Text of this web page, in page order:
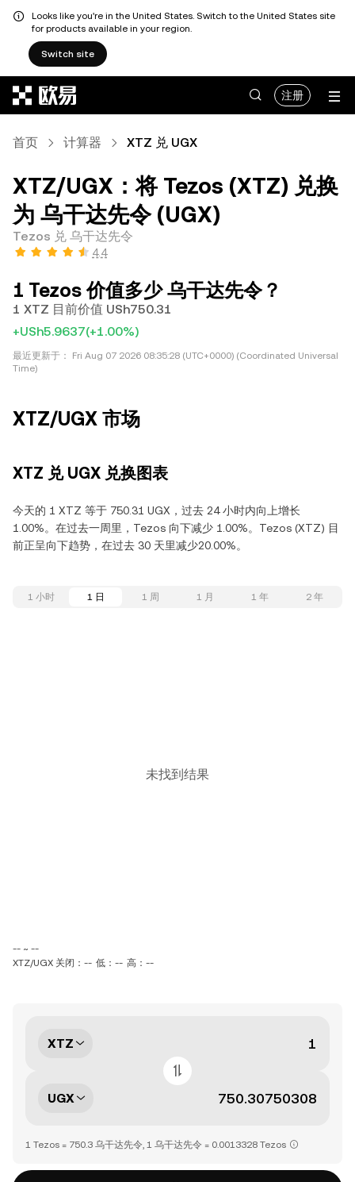
Looks like you're in the United States. Switch to the United States site
for products available in your region.
Switch site
注册
首页 计算器 XTZ 兑 UGX
XTZ/UGX：将 Tezos (XTZ) 兑换
为 乌干达先令 (UGX)
Tezos 兑 乌干达先令
4.4
1 Tezos 价值多少 乌干达先令？
1 XTZ 目前价值 USh750.31
+USh5.9637(+1.00%)
最近更新于：
Fri Aug 07 2026 08:35:28 (UTC+0000) (Coordinated Universal
Time)
XTZ/UGX 市场
XTZ 兑 UGX 兑换图表
今天的 1 XTZ 等于 750.31 UGX，过去 24 小时内向上增长
1.00%。在过去一周里，Tezos 向下减少 1.00%。Tezos (XTZ) 目
前正呈向下趋势，在过去 30 天里减少20.00%。
1 小时 1 日 1 周 1 月 1 年 2 年
未找到结果
-- ~ --
XTZ/UGX 关闭：-- 低：-- 高：--
XTZ
UGX
1 Tezos = 750.3 乌干达先令, 1 乌干达先令 = 0.0013328 Tezos